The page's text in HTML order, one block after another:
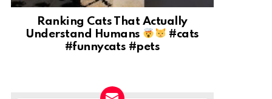
Ranking Cats That Actually
Understand Humans
#cats
#funnycats #pets